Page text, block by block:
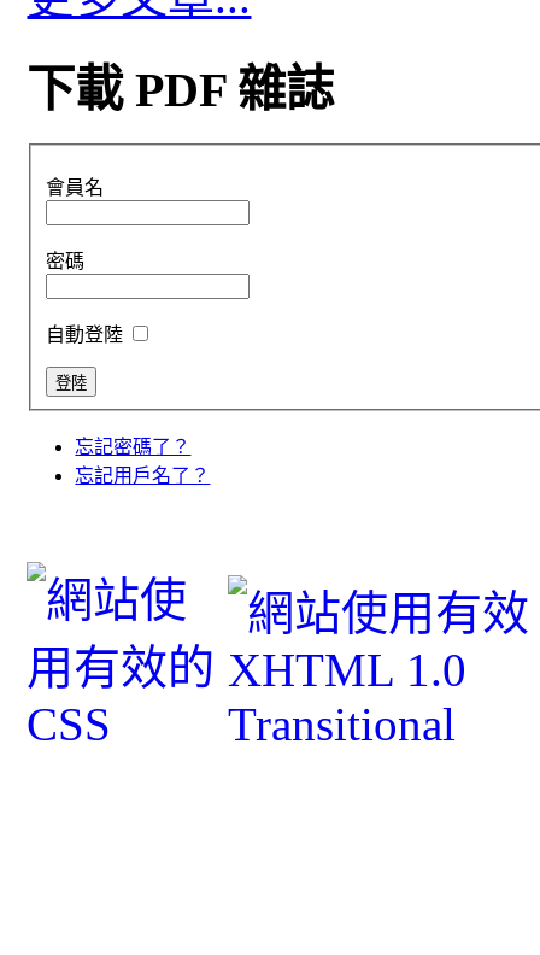
下載 PDF 雜誌
會員名
密碼
自動登陸
忘記密碼了？
忘記用戶名了？